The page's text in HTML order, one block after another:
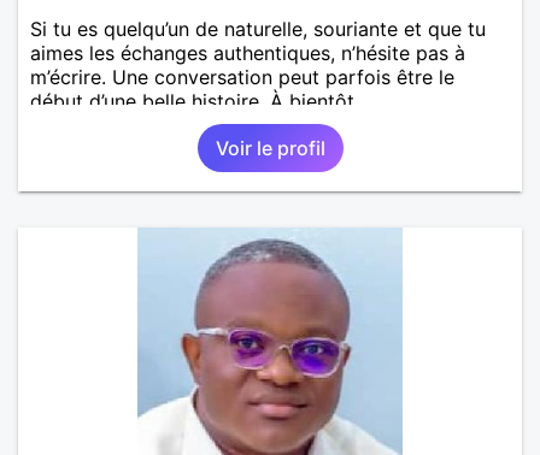
Si tu es quelqu’un de naturelle, souriante et que tu
aimes les échanges authentiques, n’hésite pas à
m’écrire. Une conversation peut parfois être le
début d’une belle histoire. À bientôt.
Voir le profil